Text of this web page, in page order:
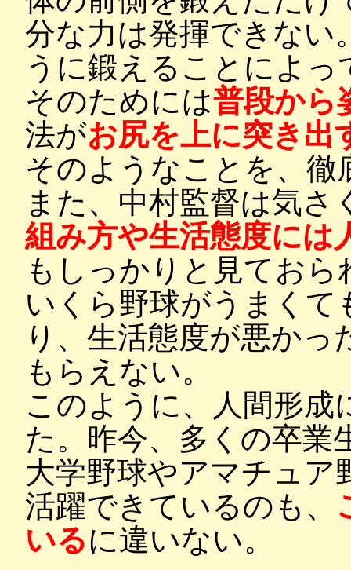
分な力は発揮できない
うに鍛えることによ
そのためには普段から
法がお尻を上に突き出
そのようなことを、徹
また、中村監督は気さ
組み方や生活態度には
もしっかりと見ておら
いくら野球がうまく
り、生活態度が悪か
もらえない。
このように、人間形
た。昨今、多くの卒業
大学野球やアマチュア
活躍できているのも、
いるに違いない。